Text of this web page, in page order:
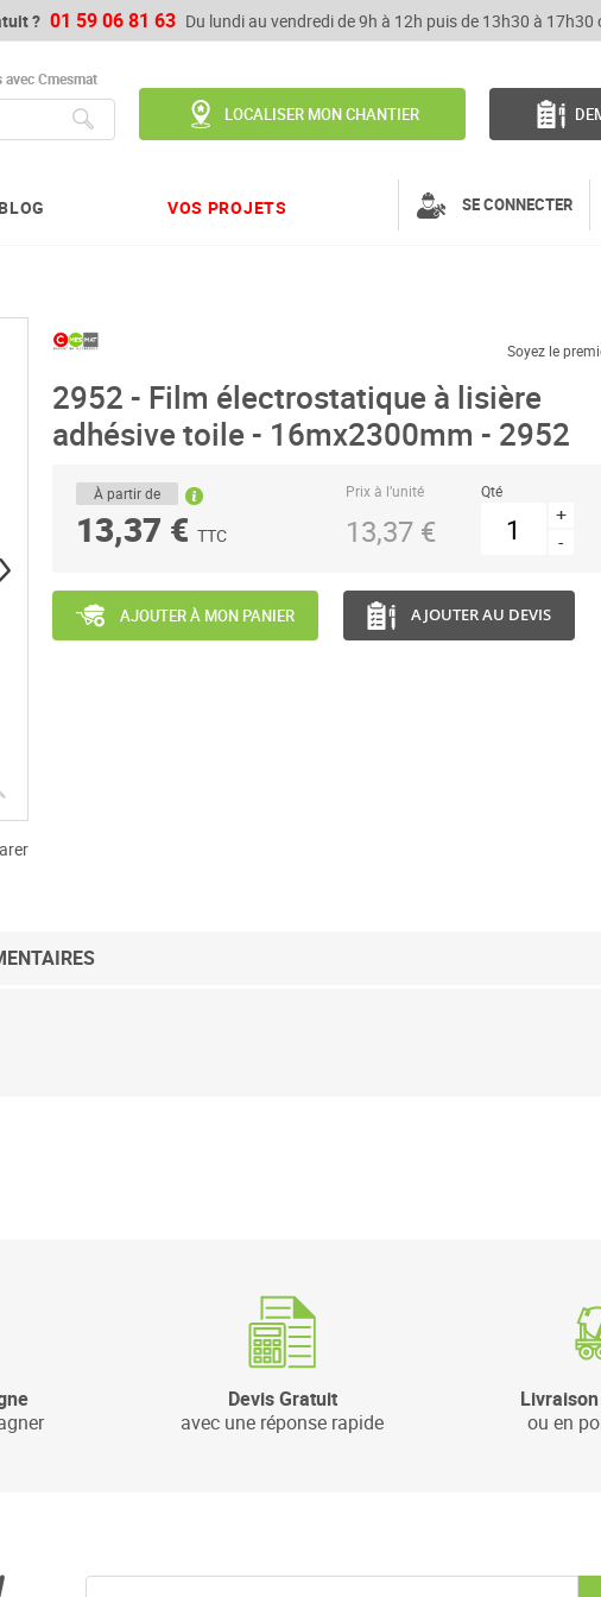
? 01 59 06 81 63 Du lundi au vendredi de 9h à 12h puis de 13h30 à 17h30
Cmesmat
LOCALISER MON CHANTIER
BLOG VOS PROJETS SE CONNECTER
Soyez le
2952 - Film électrostatique à lisière
adhésive toile - 16mx2300mm - 2952
À partir de
13,37 € TTC
Prix à l’unité
13,37 €
Qté
+
-
AJOUTER À MON PANIER AJOUTER AU DEVIS
Devis Gratuit
avec une réponse rapide
ou en